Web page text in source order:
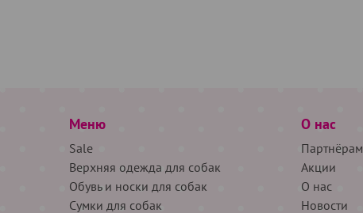
Меню
Sale
Верхняя одежда для собак
Обувь и носки для собак
Сумки для собак
О нас
Партнёрам
Акции
О нас
Новости